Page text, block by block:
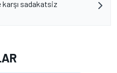
sadakatsiz